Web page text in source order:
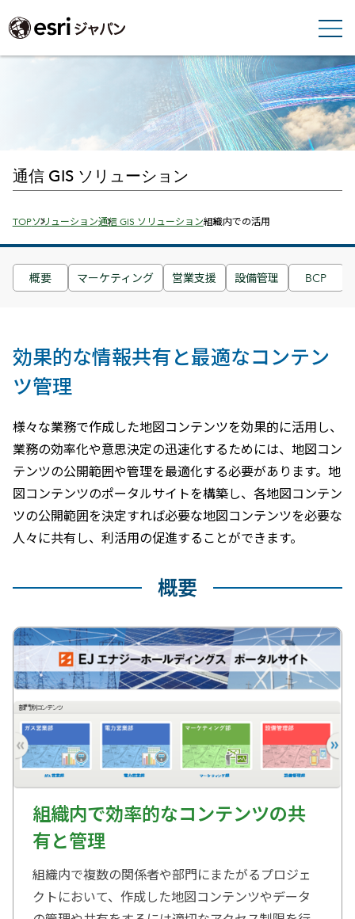
概要 マーケティング 営業支援 設備管理 BCP
通信 GIS ソリューション
Breadcrumbs
TOPソリューション通信 GIS ソリューション組織内での活用
効果的な情報共有と最適なコンテン
ツ管理
様々な業務で作成した地図コンテンツを効果的に活用し、
業務の効率化や意思決定の迅速化するためには、地図コン
テンツの公開範囲や管理を最適化する必要があります。地
図コンテンツのポータルサイトを構築し、各地図コンテン
ツの公開範囲を決定すれば必要な地図コンテンツを必要な
人々に共有し、利活用の促進することができます。
概要
組織内で効率的なコンテンツの共
有と管理
組織内で複数の関係者や部門にまたがるプロジェ
クトにおいて、作成した地図コンテンツやデータ